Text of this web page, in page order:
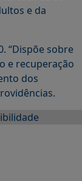
e da
“Dispõe sobre
e recuperação
dos